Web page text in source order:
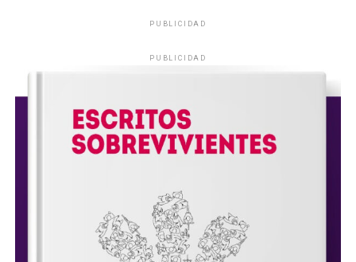
PUBLICIDAD
PUBLICIDAD